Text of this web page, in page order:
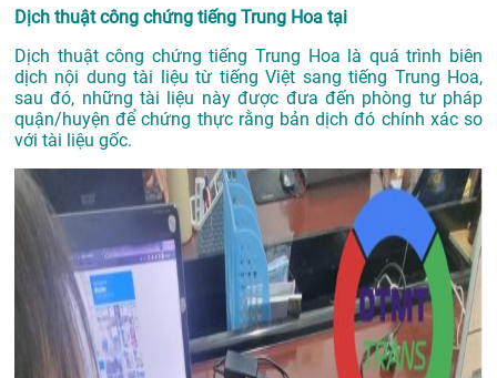
Dịch thuật công chứng tiếng Trung Hoa tại
Dịch thuật công chứng tiếng Trung Hoa là quá trình biên
dịch nội dung tài liệu từ tiếng Việt sang tiếng Trung Hoa,
sau đó, những tài liệu này được đưa đến phòng tư pháp
quận/huyện để chứng thực rằng bản dịch đó chính xác so
với tài liệu gốc.